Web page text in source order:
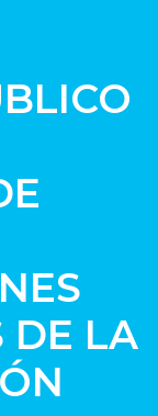
DE LA